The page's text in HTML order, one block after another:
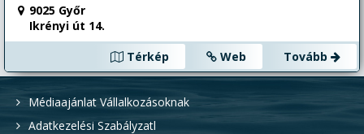
9025 Győr
Ikrényi út 14.
Térkép
Web Tovább
Médiaajánlat Vállalkozásoknak
Adatkezelési Szabályzatl